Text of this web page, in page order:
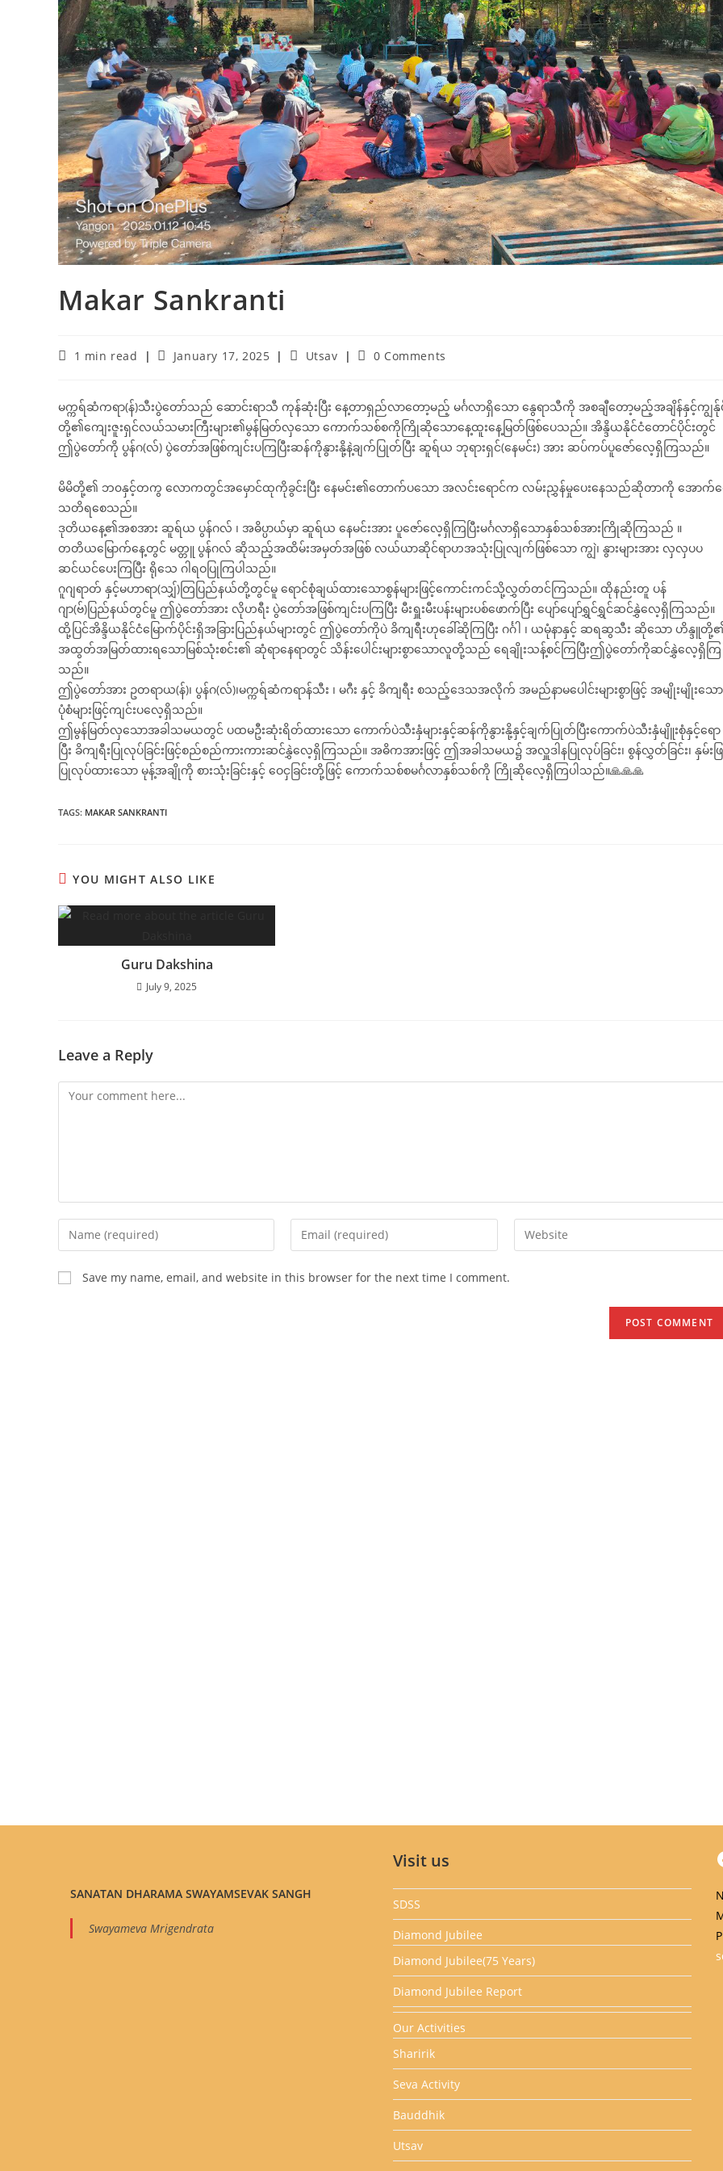
Makar Sankranti
Reading
1 min read
PostJanuary 17, 2025
PostUtsav
Post0 Comments
မက္ကရ်ဆံကရာ(န်)သီးပွဲတော်သည် ဆောင်းရာသီ ကုန်ဆုံးပြီး နေ့တာရှည်လာတော့မည့် မင်္ဂလာရှိသော နွေရာသီကို အစချီတော့မည့်အချိန်နှင့်ကျွန်ု
တို့၏ကျေးဇူးရှင်လယ်သမားကြီးများ၏မွန်မြတ်လှသော ကောက်သစ်စကိုကြိုဆိုသောနေ့ထူးနေ့မြတ်ဖြစ်ပေသည်။ အိန္ဒိယနိုင်ငံတောင်ပိုင်းတွင်
ဤပွဲတော်ကို ပွန်ဂ(လ်) ပွဲတော်အဖြစ်ကျင်းပကြပြီးဆန်ကိုနွားနို့နဲ့ချက်ပြုတ်ပြီး ဆူရ်ယ ဘုရားရှင်(နေမင်း) အား ဆပ်ကပ်ပူဇော်လေ့ရှိကြသည်။
မိမိတို့၏ ဘ၀နှင့်တကွ လောကတွင်အမှောင်ထုကိုခွင်းပြီး နေမင်း၏တောက်ပသော အလင်းရောင်က လမ်းညွှန်မှုပေးနေသည်ဆိုတာကို အောက်
သတိရစေသည်။
ဒုတိယနေ့၏အစအား ဆူရ်ယ ပွန်ဂလ် ၊ အဓိပ္ပာယ်မှာ ဆူရ်ယ နေမင်းအား ပူဇော်လေ့ရှိကြပြီးမင်္ဂလာရှိသောနှစ်သစ်အားကြိုဆိုကြသည် ။
တတိယမြောက်နေ့တွင် မတ္တူ ပွန်ဂလ် ဆိုသည့်အထိမ်းအမှတ်အဖြစ် လယ်ယာဆိုင်ရာဟအသုံးပြုလျက်ဖြစ်သော ကျွဲ၊ နွားများအား လှလှပပ
ဆင်ယင်ပေးကြပြီး ရိုသေ ဂါရဝပြုကြပါသည်။
ဂူဂျရာတ် နှင့်မဟာရာ(သျှ်)တြပြည်နယ်တို့တွင်မူ ရောင်စုံချယ်ထားသောစွန်များဖြင့်ကောင်းကင်သို့လွှတ်တင်ကြသည်။ ထိုနည်းတူ ပန်
ဂျာ(ဗ်)ပြည်နယ်တွင်မူ ဤပွဲတော်အား လိုဟရီး ပွဲတော်အဖြစ်ကျင်းပကြပြီး မီးရှူးမီးပန်းများပစ်ဖောက်ပြီး ပျော်ပျော်ရွှင်ရွှင်ဆင်နွှဲလေ့ရှိကြသည်။
ထို့ပြင်အိန္ဒိယနိုင်ငံမြောက်ပိုင်းရှိအခြားပြည်နယ်များတွင် ဤပွဲတော်ကိုပဲ ခိကျရီးဟုခေါ်ဆိုကြပြီး ဂင်္ဂါ ၊ ယမုံနာနှင့် ဆရဆွသီး ဆိုသော ဟိန္ဒူတို့
အထွတ်အမြတ်ထားရသောမြစ်သုံးစင်း၏ ဆုံရာနေရာတွင် သိန်းပေါင်းများစွာသောလူတို့သည် ရေချိုးသန့်စင်ကြပြီးဤပွဲတော်ကိုဆင်နွှဲလေ့ရှိကြ
သည်။
ဤပွဲတော်အား ဥတရာယ(န်)၊ ပွန်ဂ(လ်)၊မက္ကရ်ဆံကရာန်သီး ၊ မဂီး နှင့် ခိကျရီး စသည့်ဒေသအလိုက် အမည်နာမပေါင်းများစွာဖြင့် အမျိုး‌မျိုးသော
ပုံစံများဖြင့်ကျင်းပလေ့ရှိသည်။
ဤမွန်မြတ်လှသောအခါသမယတွင် ပထမဦးဆုံးရိတ်ထားသော ကောက်ပဲသီးနှံများနှင့်ဆန်ကိုနွားနို့နှင့်ချက်ပြုတ်ပြီးကောက်ပဲသီးနှံမျိူးစုံနှင့်ရော
ပြီး ခိကျရီးပြုလုပ်ခြင်းဖြင့်စည်စည်ကားကားဆင်နွှဲလေ့ရှိကြသည်။ အဓိကအားဖြင့် ဤအခါသမယ၌ အလှူဒါနပြုလုပ်ခြင်း၊ စွန်လွှတ်ခြင်း၊ နှမ်းဖ
ပြုလုပ်ထားသော မုန့်အချိုကို စားသုံးခြင်းနှင့် ဝေငှခြင်းတို့ဖြင့် ကောက်သစ်စမင်္ဂလာနှစ်သစ်ကို ကြိုဆိုလေ့ရှိကြပါသည်။🙏🙏🙏
TAGS: MAKAR SANKRANTI
YOU MIGHT ALSO LIKE
Guru Dakshina
July 9, 2025
Leave a Reply
Comment
Enter
your
name
or
Enter
your
Enter
your
Save my name, email, and website in this browser for the next time I comment.
SANATAN DHARAMA SWAYAMSEVAK SANGH
Swayameva Mrigendrata
Visit us
SDSS
Diamond Jubilee
Diamond Jubilee(75 Years)
Diamond Jubilee Report
Our Activities
Sharirik
Seva Activity
Bauddhik
Utsav
Facebook